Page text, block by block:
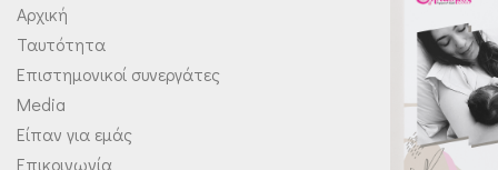
Αρχική
Ταυτότητα
Επιστημονικοί συνεργάτες
Media
Είπαν για εμάς
Επικοινωνία